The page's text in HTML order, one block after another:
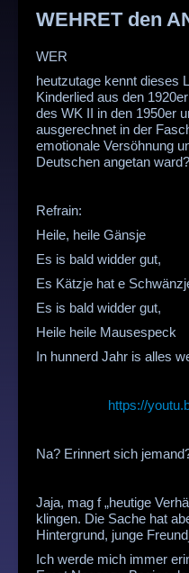
showreel
contact
WEHRET den
WER
heutzutage kennt dieses
Kinderlied aus den
des WK II in den 1950er
ausgerechnet in der
emotionale Versöhnung
Deutschen angetan ward?
Refrain:
Heile, heile Gänsje
Es is bald widder gut,
Es Kätzje hat e
Es is bald widder gut,
Heile heile Mausespeck
In hunnerd Jahr is alles
https://
Na? Erinnert sich
Jaja, mag f „heutige
klingen. Die Sache hat
Hintergrund, junge
Ich werde mich immer